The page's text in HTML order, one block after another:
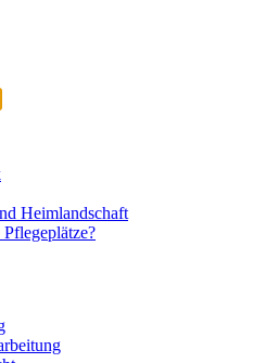
Heimlandschaft